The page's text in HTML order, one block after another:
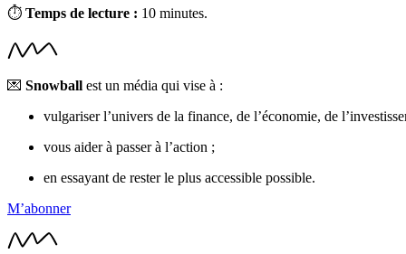
⏱ Temps de lecture : 10 minutes.
💌 Snowball est un média qui vise à :
vulgariser l’univers de la finance, de l’économie, de
vous aider à passer à l’action ;
en essayant de rester le plus accessible possible.
M’abonner